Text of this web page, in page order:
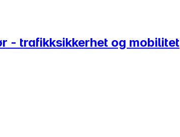
- trafikksikkerhet og mobilitet